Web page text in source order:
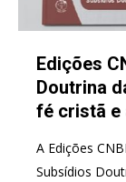
Edições
Doutrina
fé cristã e
A Edições
Subsídios